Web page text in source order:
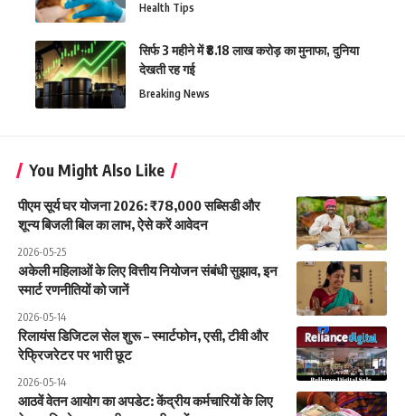
Health Tips
सिर्फ 3 महीने में ₹8.18 लाख करोड़ का मुनाफा, दुनिया
देखती रह गई
Breaking News
You Might Also Like
पीएम सूर्य घर योजना 2026: ₹78,000 सब्सिडी और
शून्य बिजली बिल का लाभ, ऐसे करें आवेदन
2026-05-25
अकेली महिलाओं के लिए वित्तीय नियोजन संबंधी सुझाव, इन
स्मार्ट रणनीतियों को जानें
2026-05-14
रिलायंस डिजिटल सेल शुरू – स्मार्टफोन, एसी, टीवी और
रेफ्रिजरेटर पर भारी छूट
2026-05-14
आठवें वेतन आयोग का अपडेट: केंद्रीय कर्मचारियों के लिए